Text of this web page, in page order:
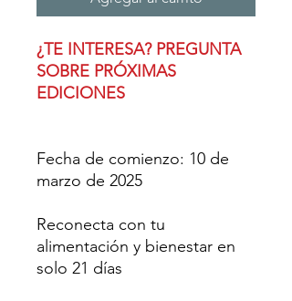
¿TE INTERESA? PREGUNTA
SOBRE PRÓXIMAS
EDICIONES
Fecha de comienzo: 10 de
marzo de 2025
Reconecta con tu
alimentación y bienestar en
solo 21 días